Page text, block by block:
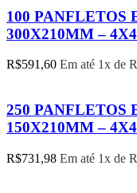
100 PANFLETOS
300X210MM – 4X4
R$591,60 Em até 1x de
250 PANFLETOS
150X210MM – 4X4
R$731,98 Em até 1x de